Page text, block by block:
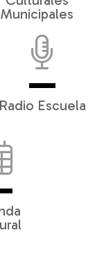
Municipales
Radio Escuela